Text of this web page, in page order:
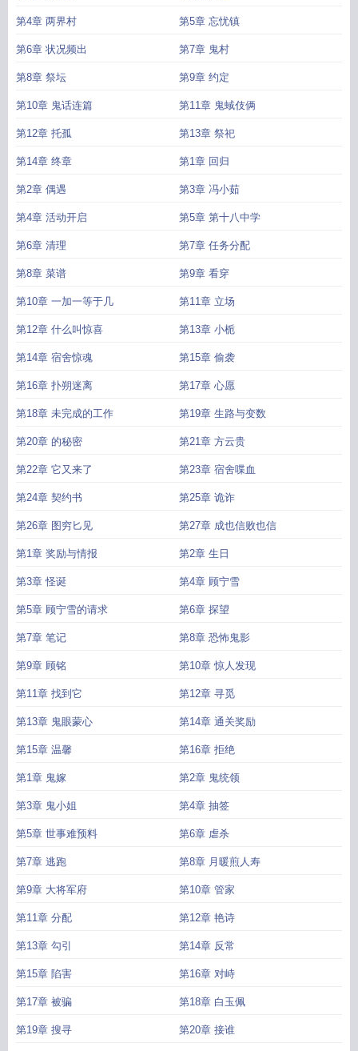
第4章 两界村 第5章 忘忧镇
第6章 状况频出 第7章 鬼村
第8章 祭坛 第9章 约定
第10章 鬼话连篇 第11章 鬼蜮伎俩
第12章 托孤 第13章 祭祀
第14章 终章 第1章 回归
第2章 偶遇 第3章 冯小茹
第4章 活动开启 第5章 第十八中学
第6章 清理 第7章 任务分配
第8章 菜谱 第9章 看穿
第10章 一加一等于几 第11章 立场
第12章 什么叫惊喜 第13章 小栀
第14章 宿舍惊魂 第15章 偷袭
第16章 扑朔迷离 第17章 心愿
第18章 未完成的工作 第19章 生路与变数
第20章 的秘密 第21章 方云贵
第22章 它又来了 第23章 宿舍喋血
第24章 契约书 第25章 诡诈
第26章 图穷匕见 第27章 成也信败也信
第1章 奖励与情报 第2章 生日
第3章 怪诞 第4章 顾宁雪
第5章 顾宁雪的请求 第6章 探望
第7章 笔记 第8章 恐怖鬼影
第9章 顾铭 第10章 惊人发现
第11章 找到它 第12章 寻觅
第13章 鬼眼蒙心 第14章 通关奖励
第15章 温馨 第16章 拒绝
第1章 鬼嫁 第2章 鬼统领
第3章 鬼小姐 第4章 抽签
第5章 世事难预料 第6章 虐杀
第7章 逃跑 第8章 月暖煎人寿
第9章 大将军府 第10章 管家
第11章 分配 第12章 艳诗
第13章 勾引 第14章 反常
第15章 陷害 第16章 对峙
第17章 被骗 第18章 白玉佩
第19章 搜寻 第20章 接谁